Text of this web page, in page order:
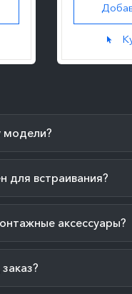
модели?
для встраивания?
аксессуары?